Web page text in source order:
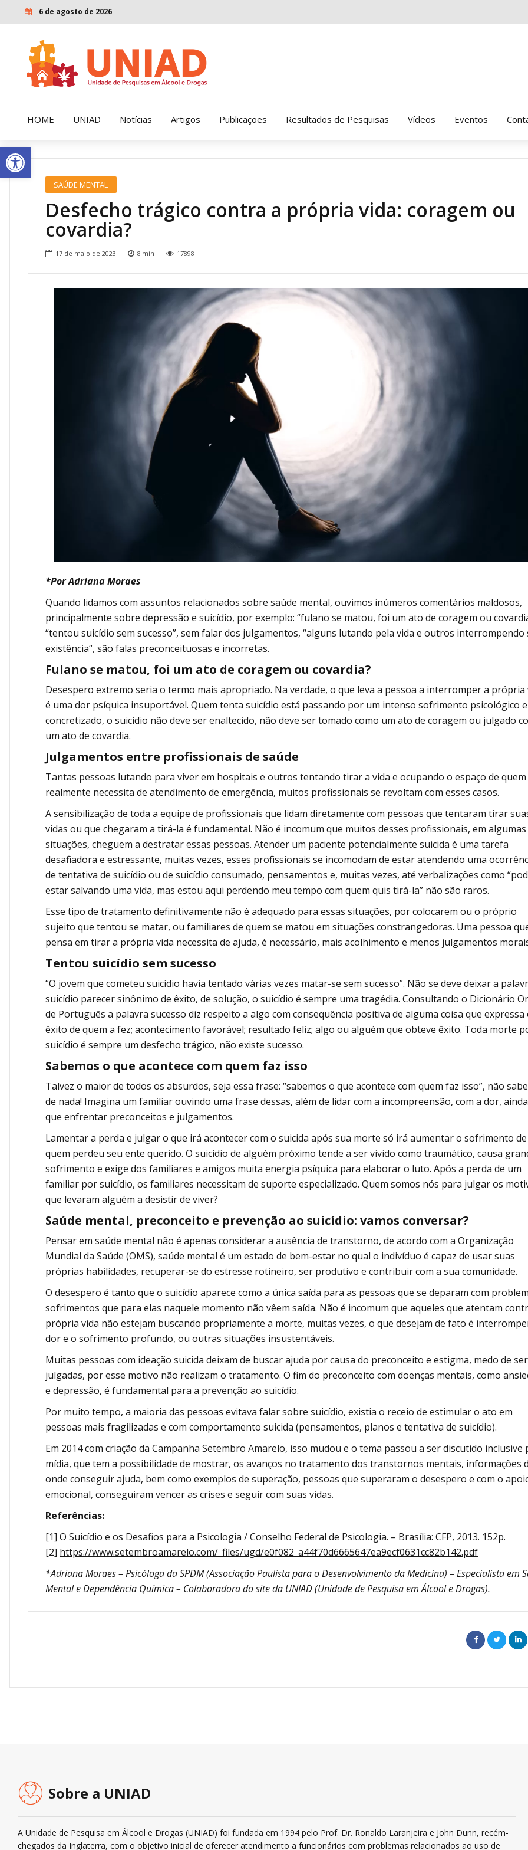
Open toolbar
6 de agosto de 2026
HOME UNIAD
Nossa História
Nossa Missão e Valores
Onde Procurar Ajuda?
Amor-Exigente
AME – Psiquiatria Dra Jandira
Notícias Artigos Publicações Resultados de Pesquisas Vídeos Eventos
SAÚDE MENTAL
Desfecho trágico contra a própria vida: coragem ou
covardia?
17 de maio de 2023 8 min 17898
*Por Adriana Moraes
Quando lidamos com assuntos relacionados sobre saúde mental, ouvimos inúmeros comentários maldosos,
principalmente sobre depressão e suicídio, por exemplo: “fulano se matou, foi um ato de coragem ou
“tentou suicídio sem sucesso”, sem falar dos julgamentos, “alguns lutando pela vida e outros interrompendo
existência“, são falas preconceituosas e incorretas.
Fulano se matou, foi um ato de coragem ou covardia?
Desespero extremo seria o termo mais apropriado. Na verdade, o que leva a pessoa a interromper a própria
é uma dor psíquica insuportável. Quem tenta suicídio está passando por um intenso sofrimento psicológico
concretizado, o suicídio não deve ser enaltecido, não deve ser tomado como um ato de coragem ou julgado
um ato de covardia.
Julgamentos entre profissionais de saúde
Tantas pessoas lutando para viver em hospitais e outros tentando tirar a vida e ocupando o espaço de quem
realmente necessita de atendimento de emergência, muitos profissionais se revoltam com esses casos.
A sensibilização de toda a equipe de profissionais que lidam diretamente com pessoas que tentaram tirar
vidas ou que chegaram a tirá-la é fundamental. Não é incomum que muitos desses profissionais, em algumas
situações, cheguem a destratar essas pessoas. Atender um paciente potencialmente suicida é uma tarefa
desafiadora e estressante, muitas vezes, esses profissionais se incomodam de estar atendendo uma
de tentativa de suicídio ou de suicídio consumado, pensamentos e, muitas vezes, até verbalizações como
estar salvando uma vida, mas estou aqui perdendo meu tempo com quem quis tirá-la” não são raros.
Esse tipo de tratamento definitivamente não é adequado para essas situações, por colocarem ou o próprio
sujeito que tentou se matar, ou familiares de quem se matou em situações constrangedoras. Uma pessoa
pensa em tirar a própria vida necessita de ajuda, é necessário, mais acolhimento e menos julgamentos
Tentou suicídio sem sucesso
“O jovem que cometeu suicídio havia tentado várias vezes matar-se sem sucesso”. Não se deve deixar a
suicídio parecer sinônimo de êxito, de solução, o suicídio é sempre uma tragédia. Consultando o Dicionário
de Português a palavra sucesso diz respeito a algo com consequência positiva de alguma coisa que expressa
êxito de quem a fez; acontecimento favorável; resultado feliz; algo ou alguém que obteve êxito. Toda morte
suicídio é sempre um desfecho trágico, não existe sucesso.
Sabemos o que acontece com quem faz isso
Talvez o maior de todos os absurdos, seja essa frase: “sabemos o que acontece com quem faz isso”, não
de nada! Imagina um familiar ouvindo uma frase dessas, além de lidar com a incompreensão, com a dor,
que enfrentar preconceitos e julgamentos.
Lamentar a perda e julgar o que irá acontecer com o suicida após sua morte só irá aumentar o sofrimento de
quem perdeu seu ente querido. O suicídio de alguém próximo tende a ser vivido como traumático, causa
sofrimento e exige dos familiares e amigos muita energia psíquica para elaborar o luto. Após a perda de um
familiar por suicídio, os familiares necessitam de suporte especializado. Quem somos nós para julgar os
que levaram alguém a desistir de viver?
Saúde mental, preconceito e prevenção ao suicídio: vamos conversar?
Pensar em saúde mental não é apenas considerar a ausência de transtorno, de acordo com a Organização
Mundial da Saúde (OMS), saúde mental é um estado de bem-estar no qual o indivíduo é capaz de usar suas
próprias habilidades, recuperar-se do estresse rotineiro, ser produtivo e contribuir com a sua comunidade.
O desespero é tanto que o suicídio aparece como a única saída para as pessoas que se deparam com
sofrimentos que para elas naquele momento não vêem saída. Não é incomum que aqueles que atentam
própria vida não estejam buscando propriamente a morte, muitas vezes, o que desejam de fato é
dor e o sofrimento profundo, ou outras situações insustentáveis.
Muitas pessoas com ideação suicida deixam de buscar ajuda por causa do preconceito e estigma, medo de
julgadas, por esse motivo não realizam o tratamento. O fim do preconceito com doenças mentais, como
e depressão, é fundamental para a prevenção ao suicídio.
Por muito tempo, a maioria das pessoas evitava falar sobre suicídio, existia o receio de estimular o ato em
pessoas mais fragilizadas e com comportamento suicida (pensamentos, planos e tentativa de suicídio).
Em 2014 com criação da Campanha Setembro Amarelo, isso mudou e o tema passou a ser discutido inclusive
mídia, que tem a possibilidade de mostrar, os avanços no tratamento dos transtornos mentais, informações
onde conseguir ajuda, bem como exemplos de superação, pessoas que superaram o desespero e com o
emocional, conseguiram vencer as crises e seguir com suas vidas.
Referências:
[1] O Suicídio e os Desafios para a Psicologia / Conselho Federal de Psicologia. – Brasília: CFP, 2013. 152p.
[2] https://www.setembroamarelo.com/_files/ugd/e0f082_a44f70d6665647ea9ecf0631cc82b142.pdf
*Adriana Moraes – Psicóloga da SPDM (Associação Paulista para o Desenvolvimento da Medicina) – Especialista em
Mental e Dependência Química – Colaboradora do site da UNIAD (Unidade de Pesquisa em Álcool e Drogas).
Sobre a UNIAD
A Unidade de Pesquisa em Álcool e Drogas (UNIAD) foi fundada em 1994 pelo Prof. Dr. Ronaldo Laranjeira e John Dunn, recém-
chegados da Inglaterra, com o objetivo inicial de oferecer atendimento a funcionários com problemas relacionados ao uso de